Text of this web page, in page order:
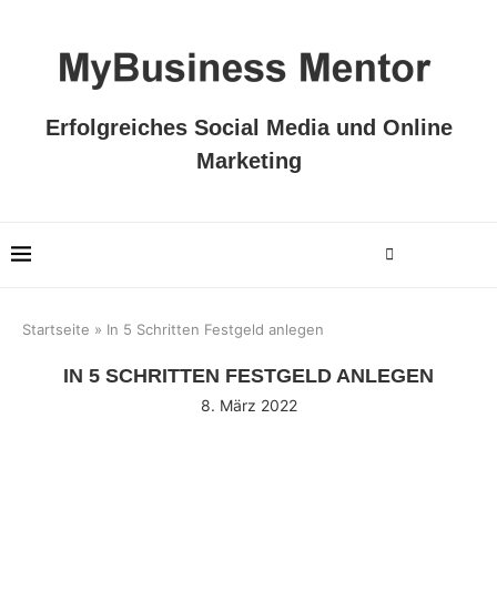
Erfolgreiches Social Media und Online
Marketing
Startseite » In 5 Schritten Festgeld anlegen
IN 5 SCHRITTEN FESTGELD ANLEGEN
8. März 2022